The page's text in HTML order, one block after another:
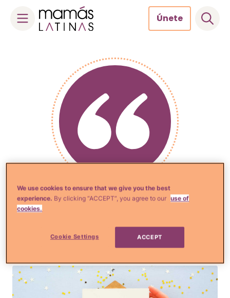
Únete
Marie Shaurette
Más colaboradores
We use cookies to ensure that we give you the best
experience. By clicking “ACCEPT”, you agree to our use of
cookies.
Cookie Settings ACCEPT